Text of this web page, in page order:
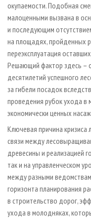
окупаемости. Подобная
малоценными вызвана в
и последующим
на площадях, пройденных
переэксплуатация
Решающий фактор здесь –
десятилетий успешного
за гибели посадок
проведения рубок ухода
экономически ценных
Ключевая причина кризиса
связи между
древесины и реализацией
так и на управленческом
между разными
горизонта планирования
в строительство дорог,
ухода в молодняках,